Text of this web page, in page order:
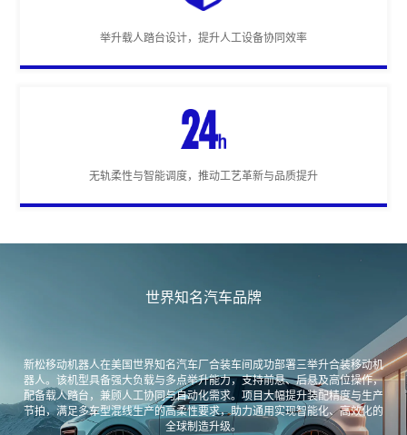
举升载人踏台设计，提升人工设备协同效率
无轨柔性与智能调度，推动工艺革新与品质提升
世界知名汽车品牌
新松移动机器人在美国世界知名汽车厂合装车间成功部署三举升合装移动机
器人。该机型具备强大负载与多点举升能力，支持前悬、后悬及高位操作，
配备载人踏台，兼顾人工协同与自动化需求。项目大幅提升装配精度与生产
节拍，满足多车型混线生产的高柔性要求，助力通用实现智能化、高效化的
全球制造升级。